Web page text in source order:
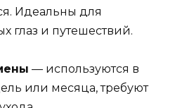
Идеальны для
глаз и путешествий.
— используются в
или месяца, требуют